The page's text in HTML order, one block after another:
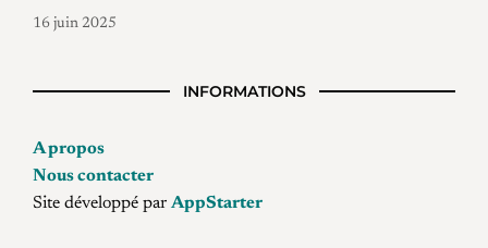
16 juin 2025
INFORMATIONS
A propos
Nous contacter
Site développé par AppStarter